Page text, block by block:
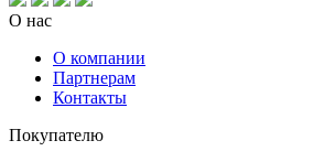
О нас
О компании
Партнерам
Контакты
Покупателю